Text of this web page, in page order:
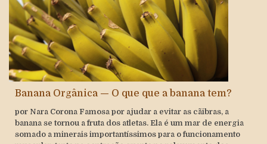
Banana Orgânica — O que que a banana tem?
por Nara Corona Famosa por ajudar a evitar as cãibras, a
banana se tornou a fruta dos atletas. Ela é um mar de energia
somado a minerais importantíssimos para o funcionamento